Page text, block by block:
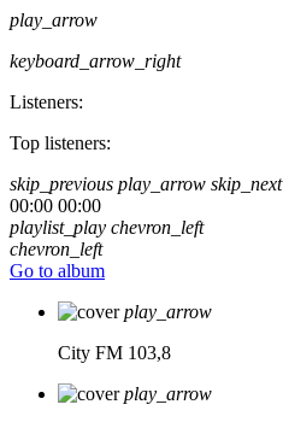
play_arrow
keyboard_arrow_right
Listeners:
Top listeners:
skip_previous play_arrow skip_next
00:00 00:00
playlist_play chevron_left
chevron_left
Go to album
play_arrow
City FM 103,8
play_arrow